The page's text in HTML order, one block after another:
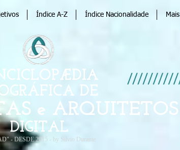
Índice A-Z Índice Nacionalidade Mais
DE
e ARQUITETOS
DIGITAL
- DESDE 2015 - by Silvio Durante